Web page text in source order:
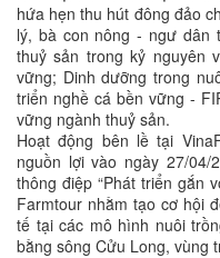
hứa hẹn thu hút đông đảo
lý, bà con nông - ngư dân
thuỷ sản trong kỷ nguyên
vững; Dinh dưỡng trong
triển nghề cá bền vững -
vững ngành thuỷ sản.
Hoạt động bên lề tại
nguồn lợi vào ngày 27/
thông điệp “Phát triển gắn
Farmtour nhằm tạo cơ hội
tế tại các mô hình nuôi
bằng sông Cửu Long, vùng